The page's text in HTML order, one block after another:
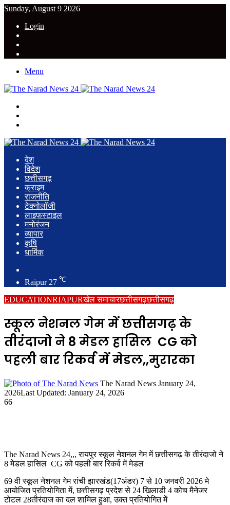
Sunday, August 9 2026
Login
Menu
देश
विदेश
छत्तीसगढ़
क्राइम
राजनीति
टेक्नोलॉजी
लाइफस्टाइल
मनोरंजन
व्यापार
कृषि
धार्मिक
for
Raipur 27 ℃
EDUCATIONRIAPURखेल समाचारछत्तीसगढ़छत्तीसगढ़
स्कूल नेशनल गेम में छत्तीसगढ़ के
तीरंदाजो ने 8 मेडल हासिल CG को
पहली बार रिकर्व में मेडल,,मुरारका
The Narad News Send
January 24,
2026Last Updated: January 24, 2026
66
The Narad News 24,,, रायपुर स्कूल नेशनल गेम में छत्तीसगढ़ के तीरंदाजो ने
8 मेडल हासिल CG को पहली बार रिकर्व में मेडल
69 वी स्कूल नेशनल गेम रांची झारखंड(17अंडर) 7 से 10 जनवरी 2026 मे
आयोजित प्रतियोगिता में, छत्तीसगढ़ प्रदेश से 24 खिलाडी 4 कोच मैनेजर
टोटल 28तीरंदाज का दल शामिल हुआ, उक्त प्रतियोगित में